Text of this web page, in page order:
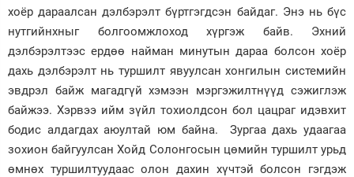
хоёр дараалсан дэлбэрэлт бүртгэгдсэн байдаг. Энэ нь бүс
нутгийнхныг болгоомжлоход хүргэж байв. Эхний
дэлбэрэлтээс ердөө найман минутын дараа болсон хоёр
дахь дэлбэрэлт нь туршилт явуулсан хонгилын системийн
эвдрэл байж магадгүй хэмээн мэргэжилтнүүд сэжиглэж
байжээ. Хэрвээ ийм зүйл тохиолдсон бол цацраг идэвхит
бодис алдагдах аюултай юм байна. Зургаа дахь удаагаа
зохион байгуулсан Хойд Солонгосын цөмийн туршилт урьд
өмнөх туршилтуудаас олон дахин хүчтэй болсон гэгдэж